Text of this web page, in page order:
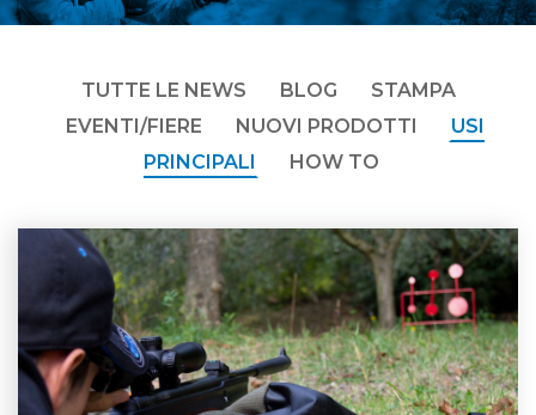
TUTTE LE NEWS BLOG
STAMPA
EVENTI/FIERE
NUOVI PRODOTTI
USI
PRINCIPALI
HOW TO